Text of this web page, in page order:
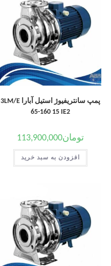
پمپ سانتریفیوژ استیل آبارا 3LM/E
65-160 15 IE2
تومان113,900,000
افزودن به سبد خرید